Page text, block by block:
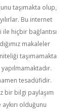
taşımakta olup,
Bu internet
hiçbir bağlantısı
makaleler
taşımamakta
tesadüfidir.
bir bilgi paylaşım
olduğunu